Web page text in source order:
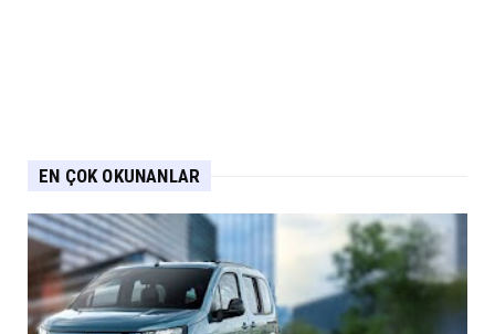
EN ÇOK OKUNANLAR